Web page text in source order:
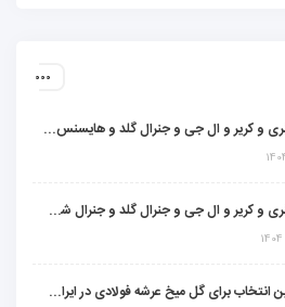
مقایسه کولر گازی گری و کریر و ال جی و جنرال گلد و هایسنس و مدیا و اجنرال
مقایسه کولر گازی گری و کریر و ال جی و جنرال گلد و جنرال شکار و سامسونگ و یونیوا
چرا آهن بتا، نخستین انتخاب برای گل میخ عرشه فولادی در ایران است؟